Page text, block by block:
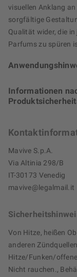
visuellen Anklang
sorgfältige
Qualität wider, die
Parfums zu spüren
Informationen
Mavive S.p.A.
Via Altinia 298/B
IT-30173 Venedig
mavive@legalmail.it
Von Hitze, heißen
anderen
Hitze/Funken/
Nicht rauchen.,